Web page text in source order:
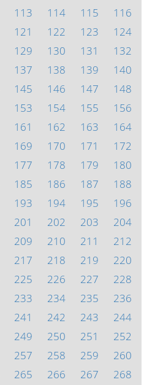
113 114 115
116
121 122 123
124
129 130 131
132
137 138 139
140
145 146 147
148
153 154 155
156
161 162 163
164
169 170 171
172
177 178 179
180
185 186 187
188
193 194 195
196
201 202 203
204
209 210 211
212
217 218 219
220
225 226 227
228
233 234 235
236
241 242 243
244
249 250 251
252
257 258 259
260
265 266 267
268